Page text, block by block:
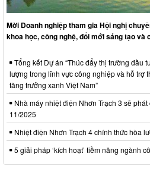
Mời Doanh nghiệp tham gia Hội nghị
khoa học, công nghệ, đổi mới sáng tạo và
Tổng kết Dự án “Thúc đẩy thị trường đầu
lượng trong lĩnh vực công nghiệp và hỗ trợ
tăng trưởng xanh Việt Nam”
Nhà máy nhiệt điện Nhơn Trạch 3 sẽ
11/2025
Nhiệt điện Nhơn Trạch 4 chính thức hòa
5 giải pháp ‘kích hoạt’ tiềm năng ngành